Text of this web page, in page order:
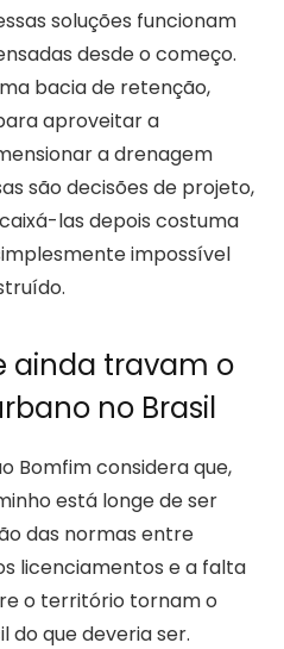
soluções funcionam
desde o começo.
bacia de retenção,
aproveitar a
a drenagem
são decisões de projeto,
las depois costuma
impossível
ainda travam o
no Brasil
Bomfim considera que,
está longe de ser
das normas entre
licenciamentos e a falta
o território tornam o
do que deveria ser.